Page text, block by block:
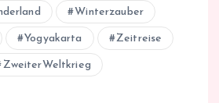
Winterzauber
Yogyakarta Zeitreise
ZweiterWeltkrieg